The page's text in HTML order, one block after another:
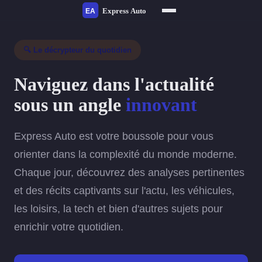
🔍 Le décrypteur du quotidien
Naviguez dans l'actualité
sous un angle innovant
Express Auto est votre boussole pour vous
orienter dans la complexité du monde moderne.
Chaque jour, découvrez des analyses pertinentes
et des récits captivants sur l'actu, les véhicules,
les loisirs, la tech et bien d'autres sujets pour
enrichir votre quotidien.